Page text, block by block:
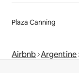
Plaza Canning
Airbnb Argentine